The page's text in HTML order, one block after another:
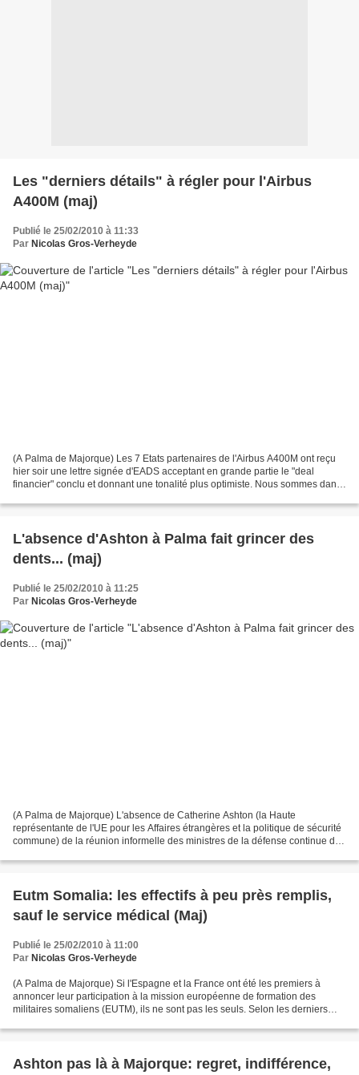
Les "derniers détails" à régler pour l'Airbus
A400M (maj)
Publié le 25/02/2010 à 11:33
Par Nicolas Gros-Verheyde
(A Palma de Majorque) Les 7 Etats partenaires de l'Airbus A400M ont reçu
hier soir une lettre signée d'EADS acceptant en grande partie le "deal
financier" conclu et donnant une tonalité plus optimiste. Nous sommes dans
L'absence d'Ashton à Palma fait grincer des
dents... (maj)
Publié le 25/02/2010 à 11:25
Par Nicolas Gros-Verheyde
(A Palma de Majorque) L'absence de Catherine Ashton (la Haute
représentante de l'UE pour les Affaires étrangères et la politique de sécurité
commune) de la réunion informelle des ministres de la défense continue de
Eutm Somalia: les effectifs à peu près remplis,
sauf le service médical (Maj)
Publié le 25/02/2010 à 11:00
Par Nicolas Gros-Verheyde
(A Palma de Majorque) Si l'Espagne et la France ont été les premiers à
annoncer leur participation à la mission européenne de formation des
militaires somaliens (EUTM), ils ne sont pas les seuls. Selon les derniers
Ashton pas là à Majorque: regret, indifférence,